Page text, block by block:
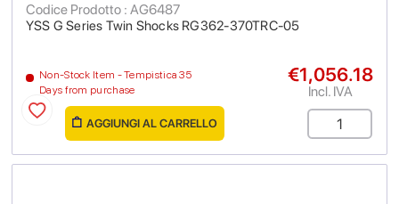
YSS G Series Twin Shocks RG362-370TRC-05
Codice Prodotto : AG6487
Non-Stock Item - Tempistica 35
Days from purchase
€1,056.18
Incl. IVA
AGGIUNGI AL CARRELLO